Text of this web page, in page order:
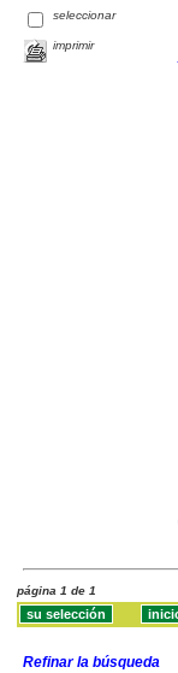
seleccionar
imprimir
página 1 de 1
Refinar la búsqueda